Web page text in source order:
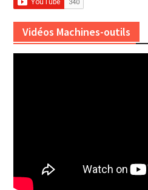
Vidéos Machines-outils